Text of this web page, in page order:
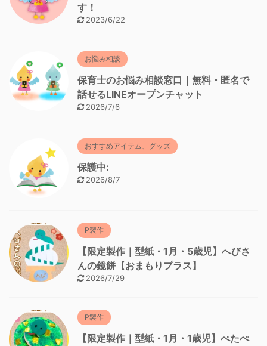
す！
2023/6/22
お悩み相談
保育士のお悩み相談窓口｜無料・匿名で
話せるLINEオープンチャット
2026/7/6
おすすめアイテム、グッズ
保護中:
2026/8/7
P製作
【限定製作｜型紙・1月・5歳児】へびさ
んの鏡餅【おまもりプラス】
2026/7/29
P製作
【限定製作｜型紙・1月・1歳児】ぺたぺ